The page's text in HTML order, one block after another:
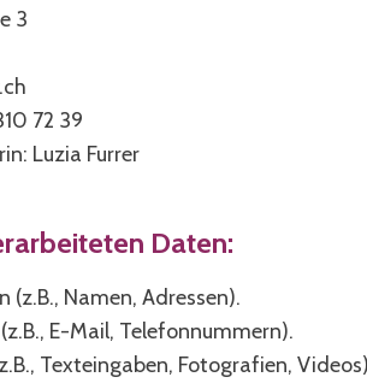
3
72 39
Luzia Furrer
Daten:
(z.B., Namen, Adressen).
E-Mail, Telefonnummern).
Texteingaben, Fotografien,